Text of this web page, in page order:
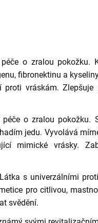
o zralou pokožku.
fibronektinu a
proti vráskám.
o zralou pokožku.
jedu. Vyvolává
mimické vrásky.
s univerzálními
pro citlivou,
svědění.